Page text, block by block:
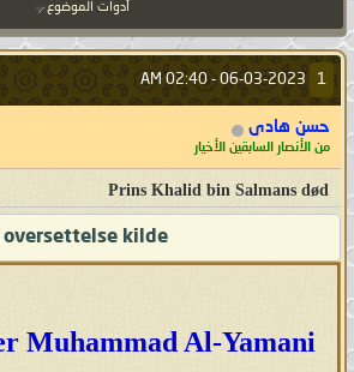
أدوات الموضوع
1
06-03-2023 -
02:40 AM
حسن هادى
من الأنصار السابقين الأخيار
Prins Khalid bin Salmans død
oversettelse kilde
Muhammad Al-Yamani